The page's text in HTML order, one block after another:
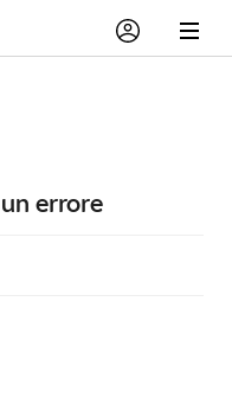
errore